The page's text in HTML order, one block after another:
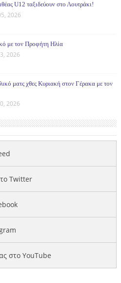
U12 ταξιδεύουν στο Λουτράκι!
2026
με τον Προφήτη Ηλία
2026
ματς χθες Κυριακή στον Γέρακα με τον
2026
Twitter
στο YouTube